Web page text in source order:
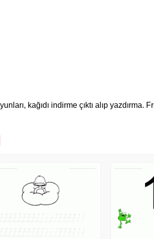
kağıdı indirme çıktı alıp yazdırma.